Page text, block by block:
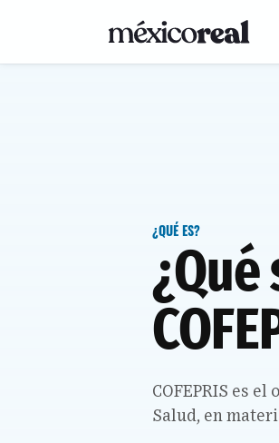
¿QUÉ ES?
COFEPRIS es
Salud, en